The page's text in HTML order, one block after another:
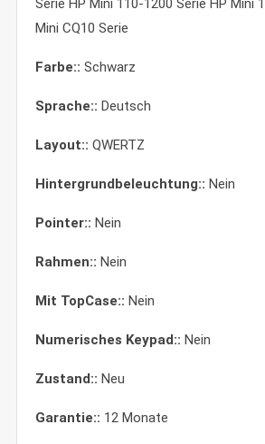
Serie HP Mini 110-1200 Serie HP Mini
Mini CQ10 Serie
Farbe:: Schwarz
Sprache:: Deutsch
Layout:: QWERTZ
Hintergrundbeleuchtung:: Nein
Pointer:: Nein
Rahmen:: Nein
Mit TopCase:: Nein
Numerisches Keypad:: Nein
Zustand:: Neu
Garantie:: 12 Monate